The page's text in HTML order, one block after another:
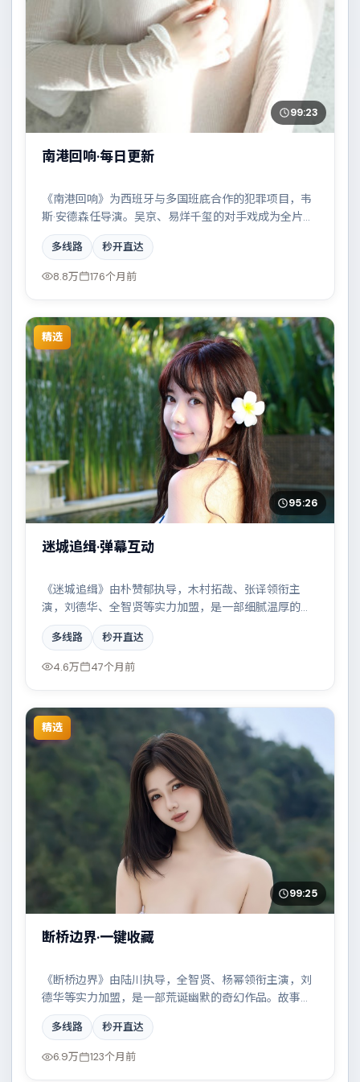
99:23
南港回响·每日更新
《南港回响》为西班牙与多国班底合作的犯罪项目，韦
斯·安德森任导演。吴京、易烊千玺的对手戏成为全片高
光，边境线上的对峙与谈判扣人心弦。配乐与摄影风格
统一，具备院线质感。
多线路 秒开直达
8.8万 176个月前
精选
95:26
迷城追缉·弹幕互动
《迷城追缉》由朴赞郁执导，木村拓哉、张译领衔主
演，刘德华、全智贤等实力加盟，是一部细腻温厚的剧
情作品。故事主要发生在墨西哥，边境线上的对峙与谈
判扣人心弦。影片在视听语言与叙事节奏上均有突破，
适合喜欢深度叙事的观众。
多线路 秒开直达
4.6万 47个月前
精选
99:25
断桥边界·一键收藏
《断桥边界》由陆川执导，全智贤、杨幂领衔主演，刘
德华等实力加盟，是一部荒诞幽默的奇幻作品。故事主
要发生在丹麦，一场看似偶然的事故牵出陈年秘辛。影
片在视听语言与叙事节奏上均有突破，适合喜欢深度叙
事的观众。
多线路 秒开直达
6.9万 123个月前